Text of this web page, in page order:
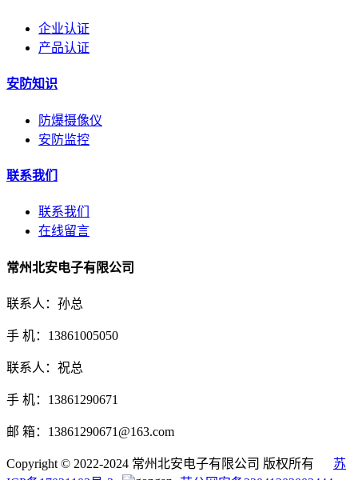
企业认证
产品认证
安防知识
防爆摄像仪
安防监控
联系我们
联系我们
在线留言
常州北安电子有限公司
联系人：孙总
手 机：13861005050
联系人：祝总
手 机：13861290671
邮 箱：13861290671@163.com
Copyright © 2022-2024 常州北安电子有限公司 版权所有 苏